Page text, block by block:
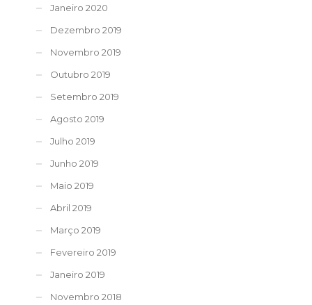
Janeiro 2020
Dezembro 2019
Novembro 2019
Outubro 2019
Setembro 2019
Agosto 2019
Julho 2019
Junho 2019
Maio 2019
Abril 2019
Março 2019
Fevereiro 2019
Janeiro 2019
Novembro 2018